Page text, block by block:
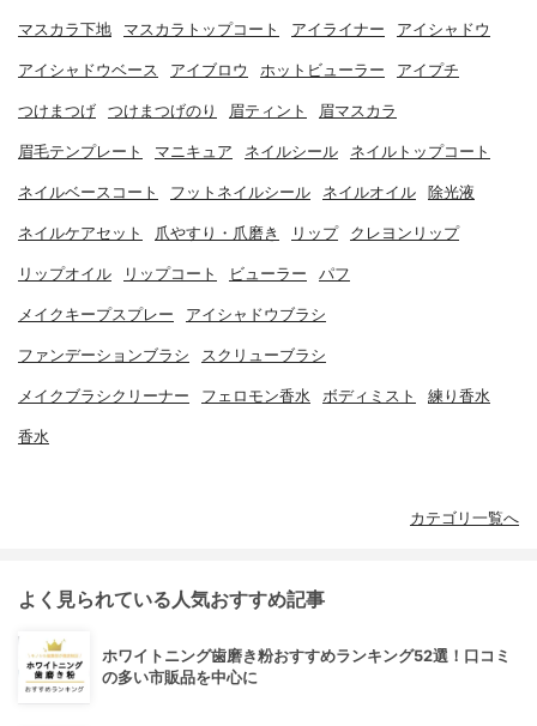
マスカラ下地 マスカラトップコート アイライナー アイシャドウ
アイシャドウベース アイブロウ ホットビューラー アイプチ
つけまつげ つけまつげのり 眉ティント 眉マスカラ
眉毛テンプレート マニキュア ネイルシール ネイルトップコート
ネイルベースコート フットネイルシール ネイルオイル 除光液
ネイルケアセット 爪やすり・爪磨き リップ クレヨンリップ
リップオイル リップコート ビューラー パフ
メイクキープスプレー アイシャドウブラシ
ファンデーションブラシ スクリューブラシ
メイクブラシクリーナー フェロモン香水 ボディミスト 練り香水
香水
カテゴリ一覧へ
よく見られている人気おすすめ記事
ホワイトニング歯磨き粉おすすめランキング52選！口コミ
の多い市販品を中心に